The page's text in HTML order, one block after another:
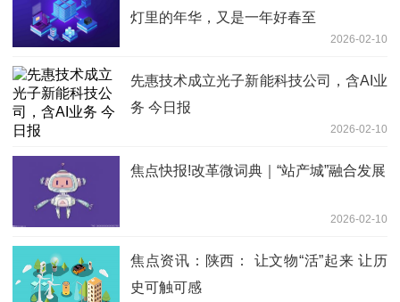
灯里的年华，又是一年好春至
2026-02-10
先惠技术成立光子新能科技公司，含AI业
务 今日报
2026-02-10
焦点快报!改革微词典｜“站产城”融合发展
2026-02-10
焦点资讯：陕西： 让文物“活”起来 让历
史可触可感